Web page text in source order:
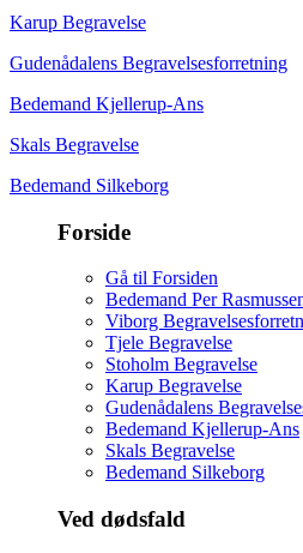
Karup Begravelse
Gudenådalens Begravelsesforretning
Bedemand Kjellerup-Ans
Skals Begravelse
Bedemand Silkeborg
Forside
Gå til Forsiden
Bedemand Per
Viborg
Tjele Begravelse
Stoholm Begravelse
Karup Begravelse
Gudenådalens
Bedemand Kjellerup-Ans
Skals Begravelse
Bedemand Silkeborg
Ved dødsfald